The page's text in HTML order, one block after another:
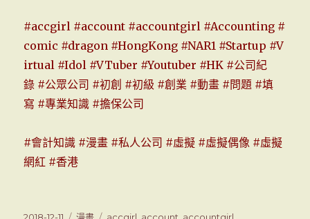
#accgirl #account #accountgirl #Accounting #
comic #dragon #HongKong #NAR1 #Startup #V
irtual #Idol #VTuber #Youtuber #HK #公司紀
錄 #公眾公司 #初創 #初級 #創業 #動畫 #問題 #填
寫 #專業知識 #擔保公司
#會計知識 #漫畫 #私人公司 #虛擬 #虛擬偶像 #虛擬
網紅 #香港
發
2018-12-11
分
漫畫
標
accgirl account accountgirl